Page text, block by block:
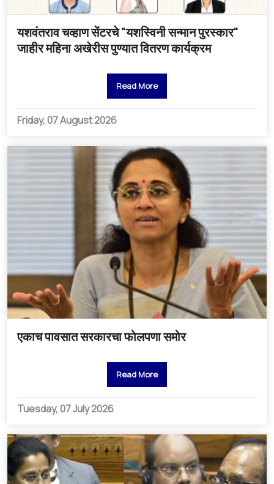
यशवंतराव चव्हाण सेंटरचे "यशस्विनी सन्मान पुरस्कार"
जाहीर महिना अखेरीस पुण्यात वितरण कार्यक्रम
Read More
Friday, 07 August 2026
एकाच पावसात सरकारचा फोलपणा समोर
Read More
Tuesday, 07 July 2026